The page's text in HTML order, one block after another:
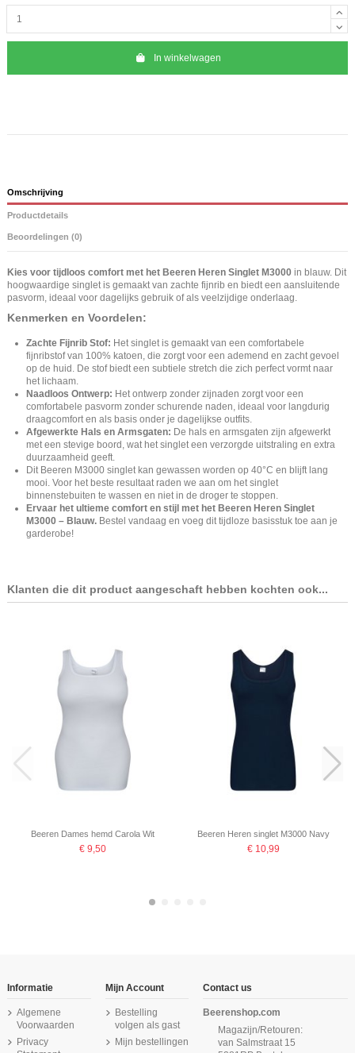
In winkelwagen
Omschrijving
Productdetails
Beoordelingen (0)
Kies voor tijdloos comfort met het Beeren Heren Singlet M3000 in blauw. Dit
hoogwaardige singlet is gemaakt van zachte fijnrib en biedt een aansluitende
pasvorm, ideaal voor dagelijks gebruik of als veelzijdige onderlaag.
Kenmerken en Voordelen:
Zachte Fijnrib Stof: Het singlet is gemaakt van een comfortabele
fijnribstof van 100% katoen, die zorgt voor een ademend en zacht gevoel
op de huid. De stof biedt een subtiele stretch die zich perfect vormt naar
het lichaam.
Naadloos Ontwerp: Het ontwerp zonder zijnaden zorgt voor een
comfortabele pasvorm zonder schurende naden, ideaal voor langdurig
draagcomfort en als basis onder je dagelijkse outfits.
Afgewerkte Hals en Armsgaten: De hals en armsgaten zijn afgewerkt
met een stevige boord, wat het singlet een verzorgde uitstraling en extra
duurzaamheid geeft.
Dit Beeren M3000 singlet kan gewassen worden op 40°C en blijft lang
mooi. Voor het beste resultaat raden we aan om het singlet
binnenstebuiten te wassen en niet in de droger te stoppen.
Ervaar het ultieme comfort en stijl met het Beeren Heren Singlet
M3000 – Blauw. Bestel vandaag en voeg dit tijdloze basisstuk toe aan je
garderobe!
Klanten die dit product aangeschaft hebben kochten ook...
Beeren Dames hemd Carola Wit
€ 9,50
Beeren Heren singlet M3000 Navy
€ 10,99
Informatie
Algemene
Voorwaarden
Privacy
Mijn Account
Bestelling
volgen als gast
Mijn bestellingen
Contact us
Beerenshop.com
Magazijn/Retouren:
van Salmstraat 15